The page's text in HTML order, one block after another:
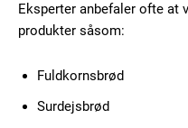
Gratis
Eksperter anbefaler ofte at
produkter såsom:
Fuldkornsbrød
Surdejsbrød